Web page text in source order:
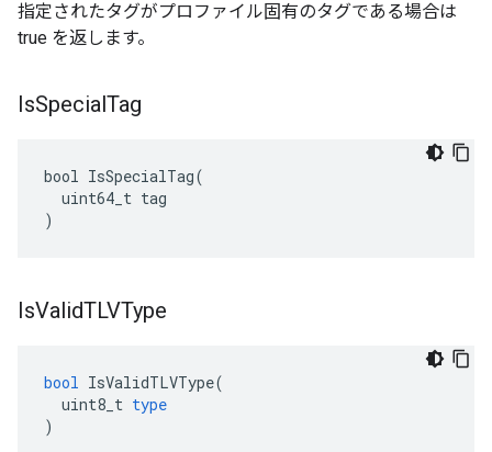
指定されたタグがプロファイル固有のタグである場合は
true を返します。
IsSpecialTag
bool IsSpecialTag(
  uint64_t tag
)
IsValidTLVType
bool IsValidTLVType(
uint8_t type
)